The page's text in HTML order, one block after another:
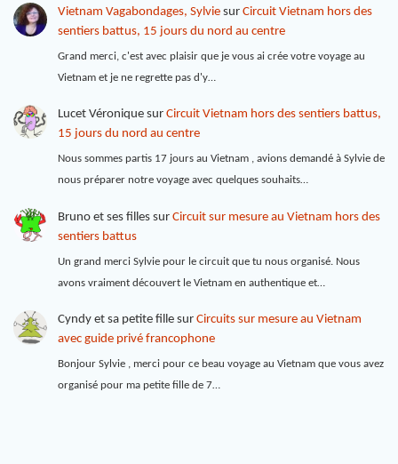
Vietnam Vagabondages, Sylviesur Circuit Vietnam hors des
sentiers battus, 15 jours du nord au centre
Grand merci, c'est avec plaisir que je vous ai crée votre voyage au
Vietnam et je ne regrette pas d'y…
Lucet Véroniquesur Circuit Vietnam hors des sentiers battus,
15 jours du nord au centre
Nous sommes partis 17 jours au Vietnam , avions demandé à Sylvie de
nous préparer notre voyage avec quelques souhaits…
Bruno et ses fillessur Circuit sur mesure au Vietnam hors des
sentiers battus
Un grand merci Sylvie pour le circuit que tu nous organisé. Nous
avons vraiment découvert le Vietnam en authentique et…
Cyndy et sa petite fillesur Circuits sur mesure au Vietnam
avec guide privé francophone
Bonjour Sylvie , merci pour ce beau voyage au Vietnam que vous avez
organisé pour ma petite fille de 7…